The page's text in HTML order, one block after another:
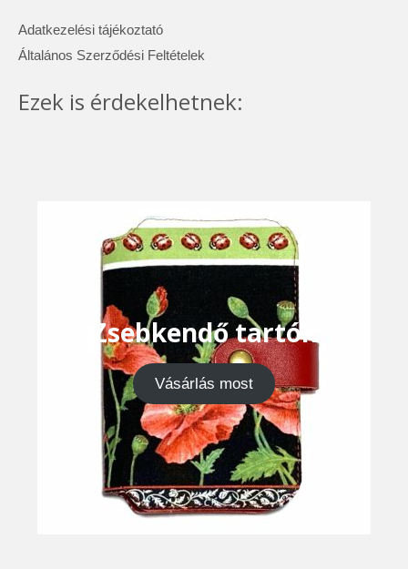
Adatkezelési tájékoztató
Általános Szerződési Feltételek
Ezek is érdekelhetnek:
Zsebkendő tartók
Vásárlás most